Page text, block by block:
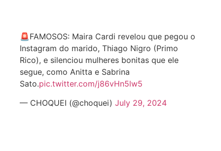
🚨FAMOSOS: Maira Cardi revelou que pegou o
Instagram do marido, Thiago Nigro (Primo
Rico), e silenciou mulheres bonitas que ele
segue, como Anitta e Sabrina
Sato.pic.twitter.com/j86vHn5lw5
— CHOQUEI (@choquei) July 29, 2024